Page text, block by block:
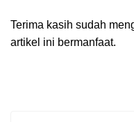
Terima kasih sudah
artikel ini bermanfaat.